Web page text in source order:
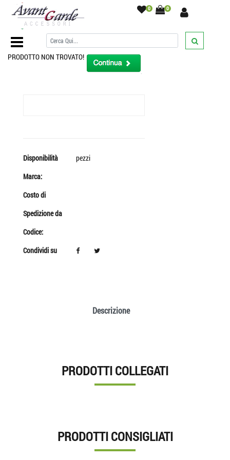
0 0
Home Page/
PRODOTTO NON TROVATO!
Disponibilità
pezzi
Marca:
Costo di
Spedizione da
Codice:
Condividi su
Descrizione
PRODOTTI COLLEGATI
PRODOTTI CONSIGLIATI